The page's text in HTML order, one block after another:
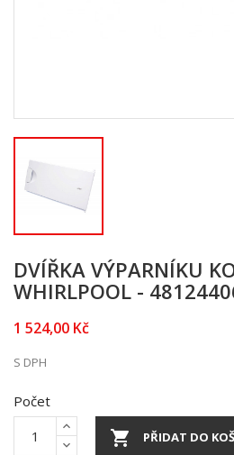
DVÍŘKA VÝPARNÍKU
WHIRLPOOL -
1 524,00 Kč
S DPH
Počet
 PŘIDAT DO